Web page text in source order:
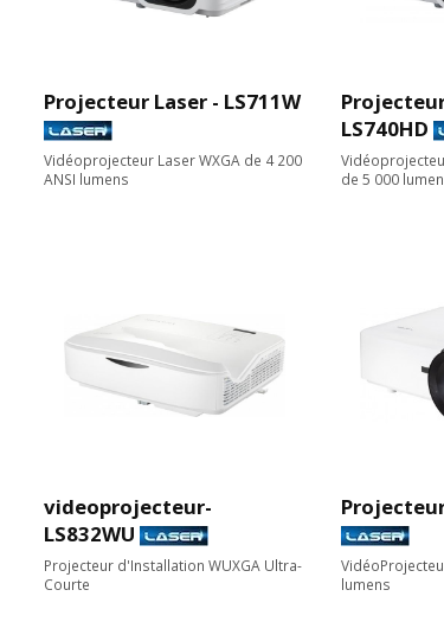
Projecteur Laser - LS711W
Vidéoprojecteur Laser WXGA de 4 200
ANSI lumens
LS740HD
de 5 000
videoprojecteur-
LS832WU
Projecteur d'Installation WUXGA Ultra-
Courte
lumens